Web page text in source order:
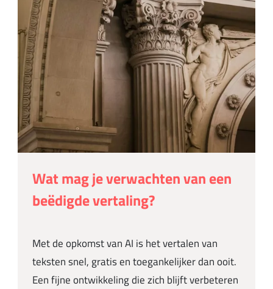
Wat mag je verwachten van een
beëdigde vertaling?
Met de opkomst van AI is het vertalen van
teksten snel, gratis en toegankelijker dan ooit.
Een fijne ontwikkeling die zich blijft verbeteren